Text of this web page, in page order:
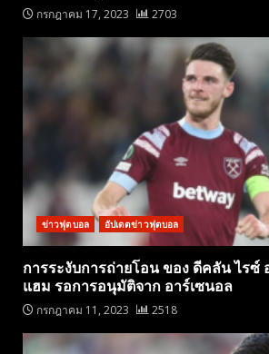
กรกฎาคม 17, 2023 2703
ข่าวฟุตบอล อัปเดตข่าวฟุตบอล
การระงับการถ่ายโอน ของ ดีคลัน ไรซ์
แฮม รอการอนุมัติจาก อาร์เซนอล
กรกฎาคม 11, 2023 2518